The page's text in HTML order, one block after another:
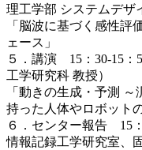
理工学部 システムデザ
「 脳波に基づく感性評
ェース 」
５．講演 15：30-15
工学研究科 教授）
「 動きの生成・予測 ～
持った人体やロボット
６．センター報告 15
情報記録工学研究室、